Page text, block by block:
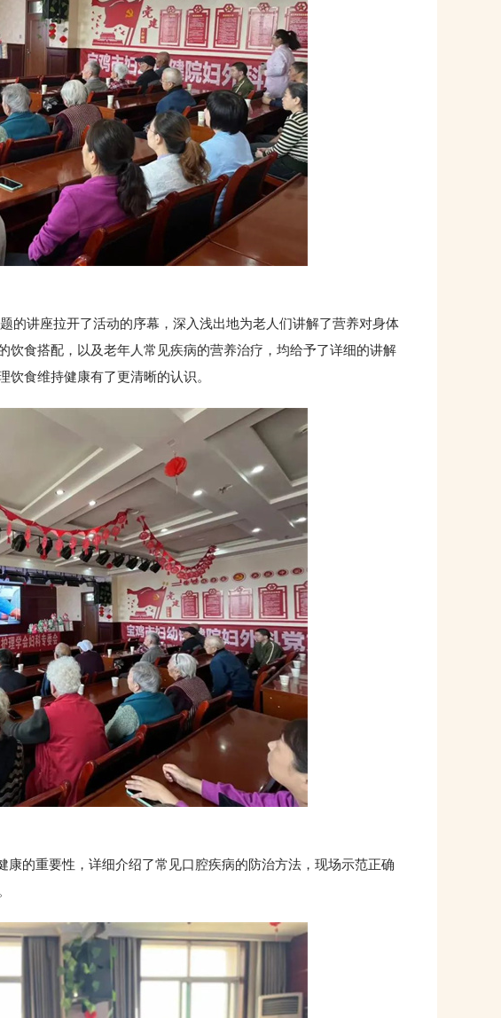
讲座拉开了活动的序幕，深入浅出地为老人们讲解了营养对身体
饮食搭配，以及老年人常见疾病的营养治疗，均给予了详细的讲解
食维持健康有了更清晰的认识。
的重要性，详细介绍了常见口腔疾病的防治方法，现场示范正确